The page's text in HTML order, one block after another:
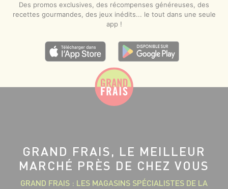
Des promos exclusives, des récompenses généreuses, des
recettes gourmandes, des jeux inédits... le tout dans une seule
app !
GRAND FRAIS, LE MEILLEUR
MARCHÉ PRÈS DE CHEZ VOUS
GRAND FRAIS : LES MAGASINS SPÉCIALISTES DE LA